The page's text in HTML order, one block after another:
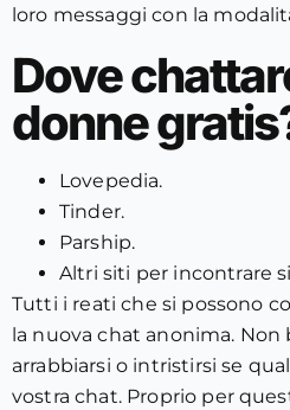
loro messaggi con la
Dove
donne
Lovepedia.
Tinder.
Parship.
Altri siti per incontrare
Tutti i reati che si possono
la nuova chat anonima. Non
arrabbiarsi o intristirsi se
vostra chat. Proprio per